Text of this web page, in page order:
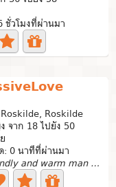
ชั่วโมงที่ผ่านมา
Roskilde
จาก 18 ไปยัง 50
: 0 นาทีที่ผ่านมา
I'm a friendly and warm man who doesn't like drama. I'm...